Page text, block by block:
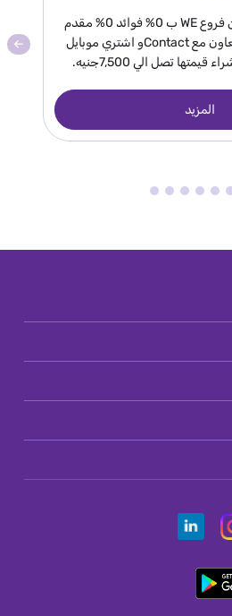
قسط جهازك الجديد من فروع WE ب 0% فوائد 0% مقدم
0% مصاريف إدارية بالتعاون مع Contactو اشتري موبايل
تصل الي 7,500جنيه.
المزيد